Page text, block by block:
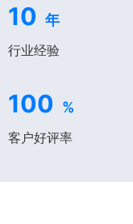
10 年
行业经验
100 %
客户好评率